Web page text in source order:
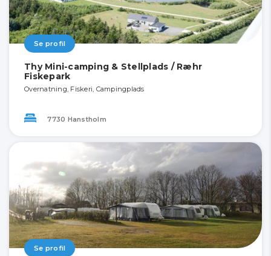
Se profil
Thy Mini-camping & Stellplads / Ræhr
Fiskepark
Overnatning, Fiskeri, Campingplads
7730 Hanstholm
Se profil